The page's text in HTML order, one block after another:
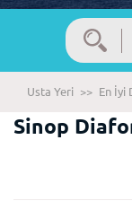
Usta Yeri >> En İyi
Sinop